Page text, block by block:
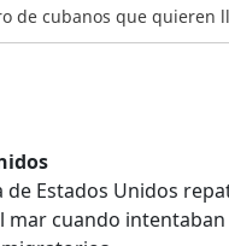
de cubanos que quieren
de Estados Unidos
mar cuando